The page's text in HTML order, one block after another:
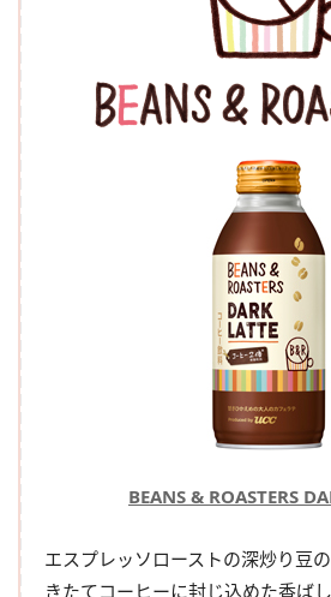
BEANS & ROASTERS
エスプレッソローストの深炒り豆
きたてコーヒーに封じ込めた香ば